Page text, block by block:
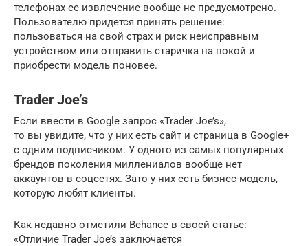
телефонах ее извлечение вообще не предусмотрено.
Пользователю придется принять решение:
пользоваться на свой страх и риск неисправным
устройством или отправить старичка на покой и
приобрести модель поновее.
Trader Joe’s
Если ввести в Google запрос «Trader Joe’s»,
то вы увидите, что у них есть сайт и страница в Google+
с одним подписчиком. У одного из самых популярных
брендов поколения миллениалов вообще нет
аккаунтов в соцсетях. Зато у них есть бизнес-модель,
которую любят клиенты.
Как недавно отметили Behance в своей статье:
«Отличие Trader Joe’s заключается